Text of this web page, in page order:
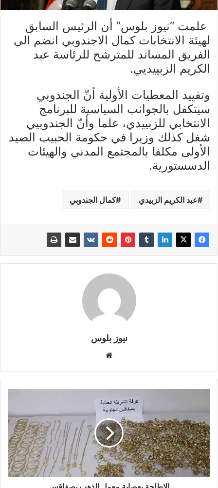
علمت “نيوز بلوس” أن الرئيس السابق
لهيئة الانتخابات كمال الاجندوبي انضم الى
الفريق المساند للمترشح للرئاسة عبد
الكريم الزبييديي.
وتفييد المعطيات الأولية أنّ الجندوبي
سيتكفل بالجوانب السياسية للبرنامج
الانتخابي للزبييدي، علما وأنّ الجندوبيي
شغل كذلك وزيرا في حكومة الحبيب الصيد
الأولى مكلفا بالمجتمع المدني والهيئات
الدسستورية.
عبد الكريم الزبيدي كمال الجندوبي
نيوز بلوس